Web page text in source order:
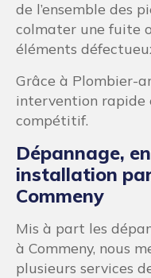
de l’ensemble des
colmater une fuite
éléments
Grâce à Plombier-
intervention
compétitif.
Dépannage,
installation
Commeny
Mis à part les
à Commeny, nous
plusieurs services